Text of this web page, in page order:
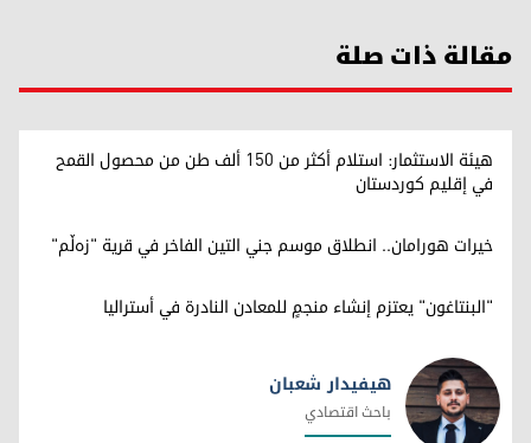
مقالة ذات صلة
هيئة الاستثمار: استلام أكثر من 150 ألف طن من محصول القمح
في إقليم كوردستان
خيرات هورامان.. انطلاق موسم جني التين الفاخر في قرية "زەڵم"
"البنتاغون" يعتزم إنشاء منجمٍ للمعادن النادرة في أستراليا
هيفيدار شعبان
باحث اقتصادي